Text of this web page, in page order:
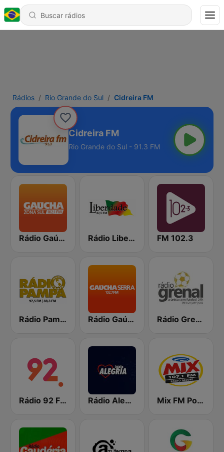
Rádios Rio Grande do Sul Cidreira FM
Cidreira FM
Rio Grande do Sul - 91.3 FM
Rádio Gaúcha ZH - Zona Sul Rádio Liberdade FM FM 102.3
Rádio Pampa Rádio Gaúcha ZH - Serra Rádio Grenal
Rádio 92 FM Rádio Alegria Porto Alegre Mix FM Porto Alegre